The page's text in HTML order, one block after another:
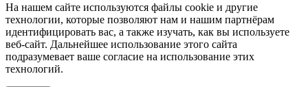
На нашем сайте используются файлы cookie и другие
технологии, которые позволяют нам и нашим партнёрам
идентифицировать вас, а также изучать, как вы используете
веб-сайт. Дальнейшее использование этого сайта
подразумевает ваше согласие на использование этих
технологий.